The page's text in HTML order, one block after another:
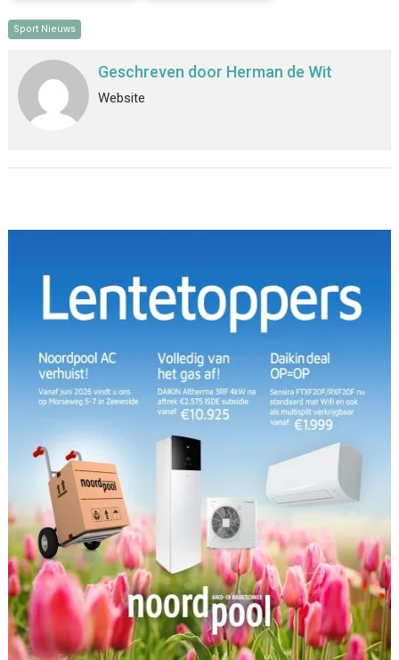
Sport Nieuws
Geschreven door Herman de Wit
Website